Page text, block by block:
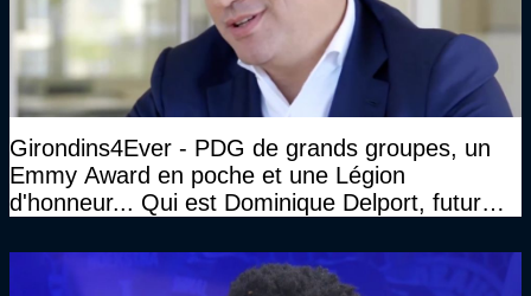
Girondins4Ever - PDG de grands groupes, un
Emmy Award en poche et une Légion
d'honneur... Qui est Dominique Delport, futur